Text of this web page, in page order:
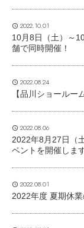
2022.10.01
10月8日（土）～
舗で同時開催！
2022.08.24
【品川ショール
2022.08.06
2022年8月27日（
ベントを開催しま
2022.08.01
2022年度 夏期休